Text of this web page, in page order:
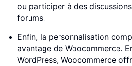
ou participer à des
forums.
Enfin, la personnalisation
avantage de Woocommerce.
WordPress, Woocommerce